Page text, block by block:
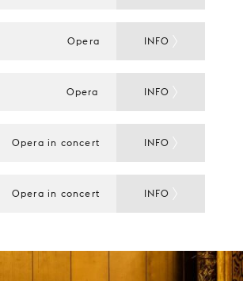
Opera INFO
Opera INFO
Opera in concert INFO
Opera in concert INFO